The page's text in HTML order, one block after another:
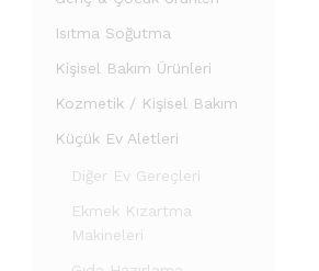
Isıtma Soğutma
Kişisel Bakım Ürünleri
Kozmetik / Kişisel Bakım
Küçük Ev Aletleri
Diğer Ev Gereçleri
Ekmek Kızartma
Makineleri